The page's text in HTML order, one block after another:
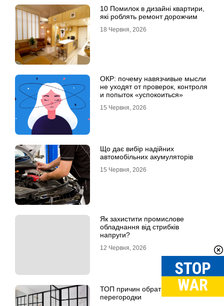
10 Помилок в дизайні квартири,
які роблять ремонт дорожчим
18 Червня, 2026
ОКР: почему навязчивые мысли
не уходят от проверок, контроля
и попыток «успокоиться»
15 Червня, 2026
Що дає вибір надійних
автомобільних акумуляторів
15 Червня, 2026
Як захистити промислове
обладнання від стрибків
напруги?
12 Червня, 2026
ТОП причин обрати скляні LOFT
перегородки